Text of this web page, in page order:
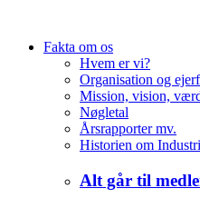
Fakta om os
Hvem er vi?
Organisation og
Mission, vision,
Nøgletal
Årsrapporter mv.
Historien om
Alt går til